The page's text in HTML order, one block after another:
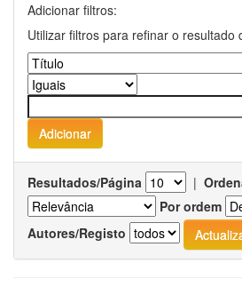
Adicionar filtros:
Utilizar filtros para refinar o resultado
Resultados/Página |
Por ordem
Autores/Registo